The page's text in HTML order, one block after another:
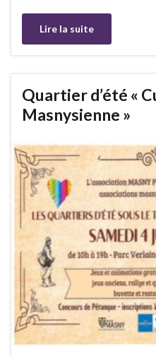
Lire la suite
Quartier d’été «
Masnysienne »